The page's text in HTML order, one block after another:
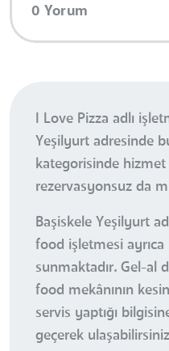
0 Yorum
I Love Pizza adlı
Yeşilyurt adresinde
kategorisinde
rezervasyonsuz da
Başiskele Yeşilyurt
food işletmesi
sunmaktadır. Gel-al
food mekânının
servis yaptığı
geçerek